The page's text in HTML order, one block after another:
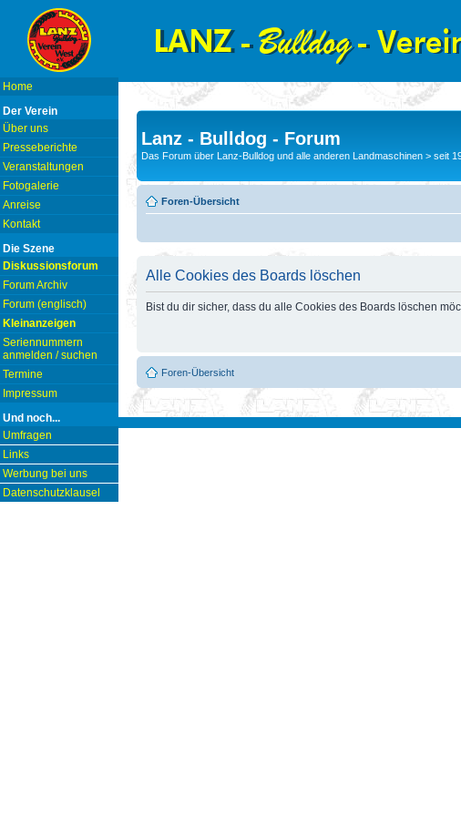
Home
Der Verein
Über uns
Presseberichte
Veranstaltungen
Fotogalerie
Anreise
Kontakt
Die Szene
Diskussionsforum
Forum Archiv
Forum (englisch)
Kleinanzeigen
Seriennummern
anmelden / suchen
Termine
Impressum
Und noch...
Umfragen
Links
Werbung bei uns
Datenschutzklausel
Lanz - Bulldog - Forum
Das Forum über Lanz-Bulldog und alle anderen Landmaschinen > seit
Foren-Übersicht
Alle Cookies des Boards löschen
Bist du dir sicher, dass du alle Cookies des Boards löschen
Foren-Übersicht